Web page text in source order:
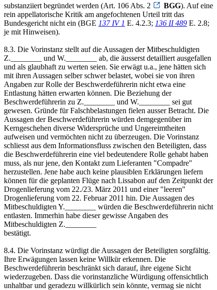
substanziiert begründet werden (Art. 106 Abs. 2
BGG). Auf eine
rein appellatorische Kritik am angefochtenen Urteil tritt das
Bundesgericht nicht ein (BGE 137 IV 1 E. 4.2.3; 136 II 489 E. 2.8;
je mit Hinweisen).
8.3. Die Vorinstanz stellt auf die Aussagen der Mitbeschuldigten
Z.________ und W.________ ab, die äusserst detailliert ausgefallen
und als glaubhaft zu werten seien. Sie erwägt u.a., jene hätten sich
mit ihren Aussagen selber schwer belastet, wobei sie von ihren
Angaben zur Rolle der Beschwerdeführerin nicht etwa eine
Entlastung hätten erwarten können. Die Beziehung der
Beschwerdeführerin zu Z.________ und W.________ sei gut
gewesen. Gründe für Falschbelastungen fielen ausser Betracht. Die
Aussagen der Beschwerdeführerin würden demgegenüber im
Kerngeschehen diverse Widersprüche und Ungereimtheiten
aufweisen und vermöchten nicht zu überzeugen. Die Vorinstanz
schliesst aus dem Informationsfluss zwischen den Beteiligten, dass
die Beschwerdeführerin eine viel bedeutendere Rolle gehabt haben
muss, als nur jene, den Kontakt zum Lieferanten "Compadre"
herzustellen. Jene habe auch keine plausiblen Erklärungen liefern
können für die geplanten Flüge nach Lissabon auf den Zeitpunkt der
Drogenlieferung vom 22./23. März 2011 und einer "leeren"
Drogenlieferung vom 22. Februar 2011 hin. Die Aussagen des
Mitbeschuldigten Y.________ würden die Beschwerdeführerin nicht
entlasten. Immerhin habe dieser gewisse Angaben des
Mitbeschuldigten Z.________
bestätigt.
8.4. Die Vorinstanz würdigt die Aussagen der Beteiligten sorgfältig.
Ihre Erwägungen lassen keine Willkür erkennen. Die
Beschwerdeführerin beschränkt sich darauf, ihre eigene Sicht
wiederzugeben. Dass die vorinstanzliche Würdigung offensichtlich
unhaltbar und geradezu willkürlich sein könnte, vermag sie nicht